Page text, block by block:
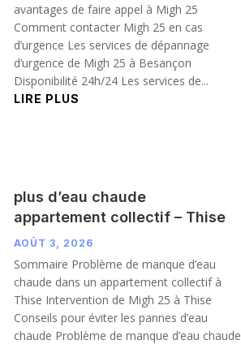
avantages de faire appel à Migh 25
Comment contacter Migh 25 en cas
d’urgence Les services de dépannage
d’urgence de Migh 25 à Besançon
Disponibilité 24h/24 Les services de...
LIRE PLUS
plus d’eau chaude
appartement collectif – Thise
AOÛT 3, 2026
Sommaire Problème de manque d’eau
chaude dans un appartement collectif à
Thise Intervention de Migh 25 à Thise
Conseils pour éviter les pannes d’eau
chaude Problème de manque d’eau chaude